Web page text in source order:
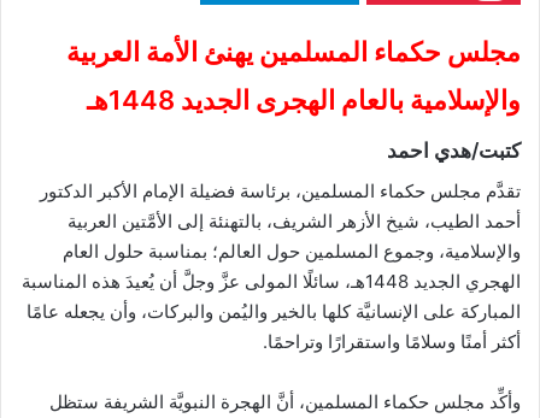
مجلس حكماء المسلمين يهنئ الأمة العربية
والإسلامية بالعام الهجرى الجديد 1448هـ
كتبت/هدي احمد
تقدَّم مجلس حكماء المسلمين، برئاسة فضيلة الإمام الأكبر الدكتور
أحمد الطيب، شيخ الأزهر الشريف، بالتهنئة إلى الأمَّتين العربية
والإسلامية، وجموع المسلمين حول العالم؛ بمناسبة حلول العام
الهجري الجديد 1448هـ، سائلًا المولى عزَّ وجلَّ أن يُعيدَ هذه المناسبة
المباركة على الإنسانيَّة كلها بالخير واليُمن والبركات، وأن يجعله عامًا
أكثر أمنًا وسلامًا واستقرارًا وتراحمًا.
وأكِّد مجلس حكماء المسلمين، أنَّ الهجرة النبويَّة الشريفة ستظل